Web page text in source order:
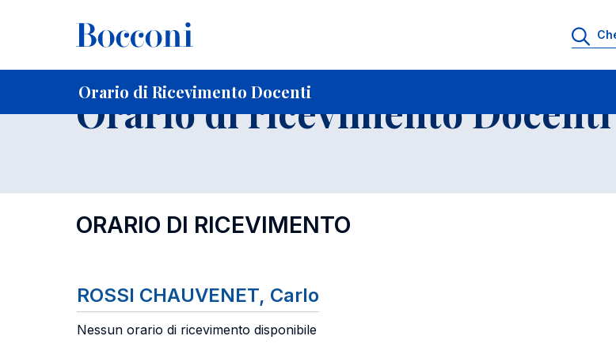
Orario di Ricevimento Docenti
Home Per studenti iscritti Elenco Docenti e Ricercatori
Orario di ricevimento Docenti
ORARIO DI RICEVIMENTO
ROSSI CHAUVENET, Carlo
Nessun orario di ricevimento disponibile